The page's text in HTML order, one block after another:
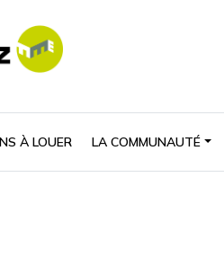
À LOUER LA COMMUNAUTÉ